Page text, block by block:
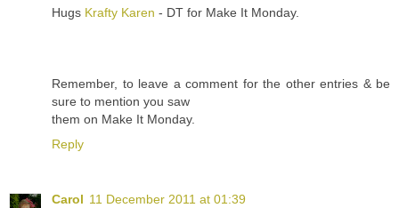
Hugs Krafty Karen - DT for Make It Monday.
Remember, to leave a comment for the other entries & be
sure to mention you saw
them on Make It Monday.
Reply
Carol 11 December 2011 at 01:39